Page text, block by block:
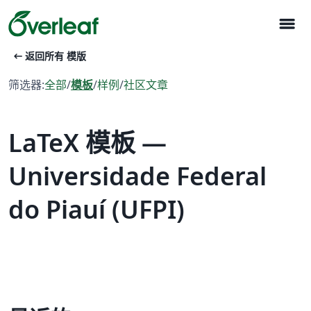
menu
arrow_left_alt 返回所有 模版
筛选器:全部/模板/样例/社区文章
LaTeX 模板 —
Universidade Federal
do Piauí (UFPI)